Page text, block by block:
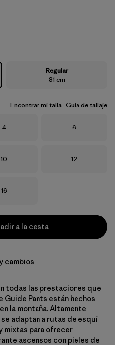
Regular
81 cm
Encontrar mi talla Guía de tallaje
Talla
4 Talla
6
Talla
10 Talla
12
Talla
16
a la cesta
cambios
todas las prestaciones que
Guide Pants están hechos
la montaña. Altamente
adaptan a rutas de esquí
mixtas para ofrecer
ascensos con pieles de